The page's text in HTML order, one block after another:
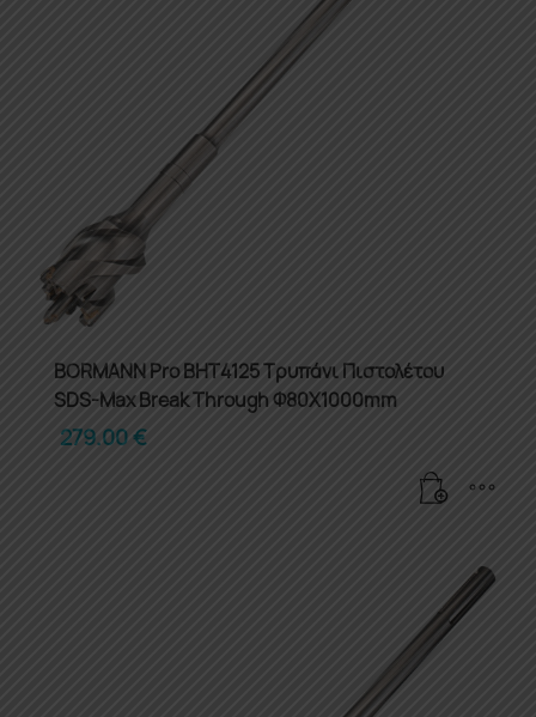
BORMANN Pro BHT4125 Τρυπάνι Πιστολέτου
SDS-Max Break Through Φ80X1000mm
279.00€